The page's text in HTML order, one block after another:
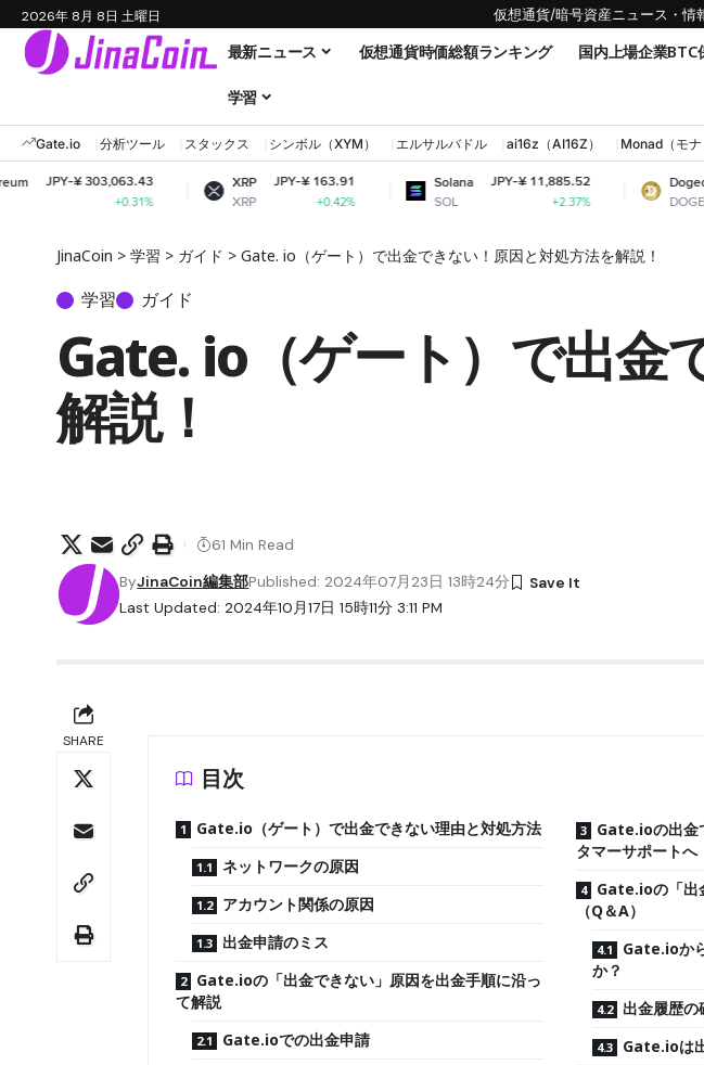
2026年 8月 8日 土曜日 仮想通貨/暗号資産ニュース・情
最新ニュース 仮想通貨時価総額ランキング 国内上場企業BTC
学習
Gate.io 分析ツール スタックス シンボル（XYM） エルサルバドル ai16z（AI16Z） Monad（モナ
XRP
XRP
JPY-¥ 163.91
+0.42%
Solana
SOL
JPY-¥ 11,885.52
+2.37%
Dogecoin
DOGE
JPY-¥
+1.31%
JinaCoin > 学習 > ガイド > Gate. io（ゲート）で出金できない！原因と対処方法を解説！
学習 ガイド
Gate. io（ゲート）で出金
解説！
Last Updated: 2024年10月17日 15時11分 3:11 PM
ByJinaCoin編集部Published: 2024年07月23日 13時24分
61 Min Read
SHARE
目次
Gate.io（ゲート）で出金できない理由と対処方法
ネットワークの原因
アカウント関係の原因
出金申請のミス
Gate.ioの「出金できない」原因を出金手順に沿っ
て解説
Gate.ioでの出金申請
Gate.ioの出金
タマーサポートへ
Gate.ioの「出
（Q＆A）
Gate.ioか
か？
出金履歴の
Gate.ioは